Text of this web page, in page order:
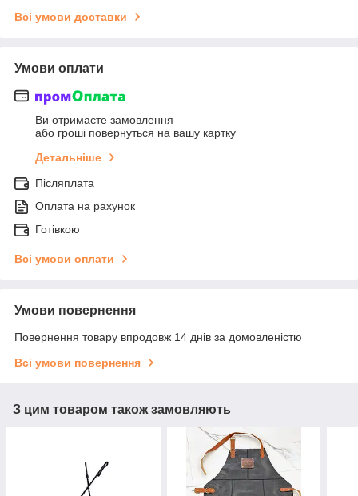
Всі умови доставки
Умови оплати
Ви отримаєте замовлення
або гроші повернуться на вашу картку
Детальніше
Післяплата
Оплата на рахунок
Готівкою
Всі умови оплати
Умови повернення
Повернення товару впродовж 14 днів за домовленістю
Всі умови повернення
З цим товаром також замовляють